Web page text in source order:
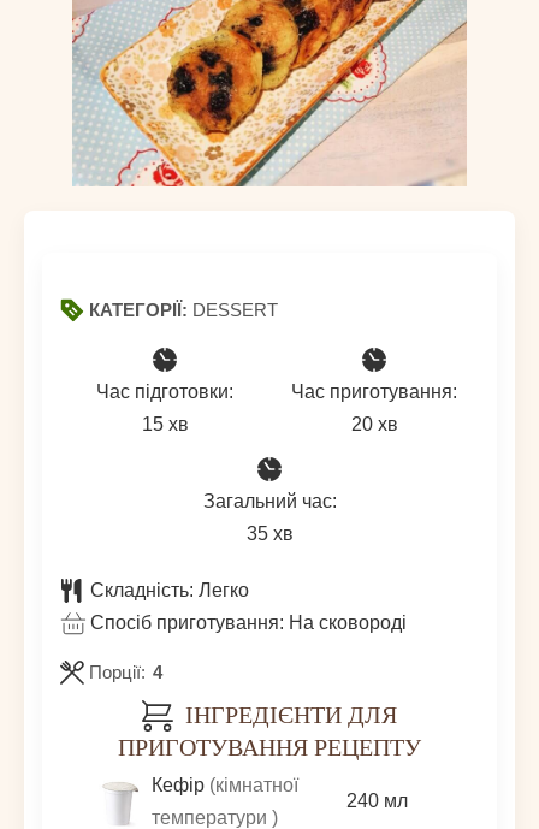
КАТЕГОРІЇ: DESSERT
Час підготовки:
15хвилин
хв
Час приготування:
20хвилин
хв
Загальний час:
35хвилин
хв
Складність: Легко
Спосіб приготування: На сковороді
Порції: 4
ІНГРЕДІЄНТИ ДЛЯ
ПРИГОТУВАННЯ РЕЦЕПТУ
Кефір (кімнатної
температури )
240 мл